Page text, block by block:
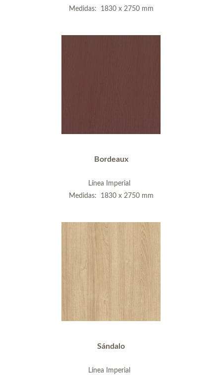
Medidas: 1830 x 2750 mm
Bordeaux
Línea Imperial
Medidas: 1830 x 2750 mm
Sándalo
Línea Imperial